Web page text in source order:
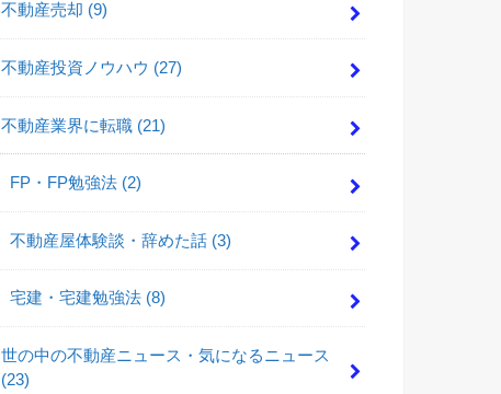
不動産売却 (9)
不動産投資ノウハウ (27)
不動産業界に転職 (21)
FP・FP勉強法 (2)
不動産屋体験談・辞めた話 (3)
宅建・宅建勉強法 (8)
世の中の不動産ニュース・気になるニュース
(23)